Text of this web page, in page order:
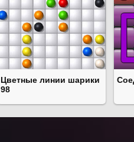
Цветные линии шарики
98